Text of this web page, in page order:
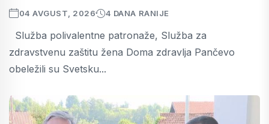
04 AVGUST, 2026 4 DANA RANIJE
Služba polivalentne patronaže, Služba za
zdravstvenu zaštitu žena Doma zdravlja Pančevo
obeležili su Svetsku...